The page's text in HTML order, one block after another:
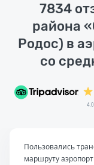
7834
района
Родос) в
со
Пользовались
маршруту